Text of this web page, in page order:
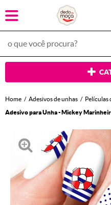
Home Adesivos de unhas Películas
Adesivo para Unha - Mickey